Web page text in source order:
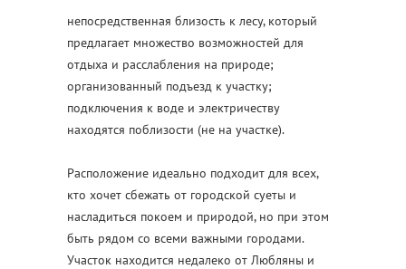
непосредственная близость к лесу, который
предлагает множество возможностей для
отдыха и расслабления на природе;
организованный подъезд к участку;
подключения к воде и электричеству
находятся поблизости (не на участке).
Расположение идеально подходит для всех,
кто хочет сбежать от городской суеты и
насладиться покоем и природой, но при этом
быть рядом со всеми важными городами.
Участок находится недалеко от Любляны и